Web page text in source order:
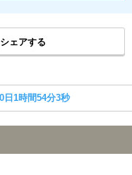
ェアする
日1時間54分2秒